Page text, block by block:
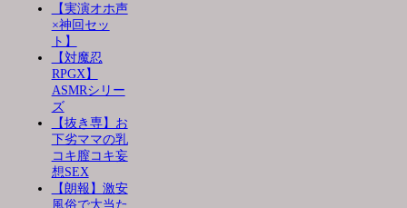
【実演オホ声
×神回セッ
ト】
【対魔忍
RPGX】
ASMRシリー
ズ
【抜き専】お
下劣ママの乳
コキ膣コキ妄
想SEX
【朗報】激安
風俗で大当た